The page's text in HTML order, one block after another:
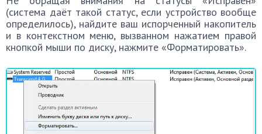
(система даёт такой статус, если устройство вообще
определилось), найдите ваш испорченный накопитель
и в контекстном меню, вызванном нажатием правой
кнопкой мыши по диску, нажмите «Форматировать».